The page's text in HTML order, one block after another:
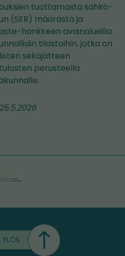
tuottamasta sähkö-
(SER) määrästä ja
hankkeen avainalueilla.
tilastoihin, jotka on
sekajätteen
perusteella
YLÖS